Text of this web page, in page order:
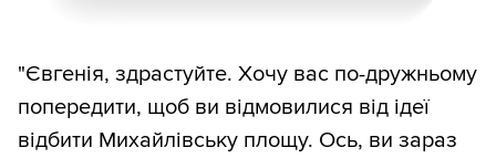
"Євгенія, здрастуйте. Хочу вас по-дружньому
попередити, щоб ви відмовилися від ідеї
відбити Михайлівську площу. Ось, ви зараз